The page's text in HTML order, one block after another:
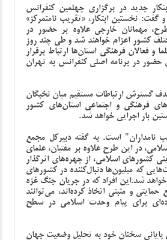
جدید در برگزاری چهلمین کنفرانس
نخستین ابتکار، «تقریب نامتمرکز»
مهمانان خارجی علاوه بر حضور در
کشور اعزام خواهند شد و طی چند روز
و فعالان فرهنگی استان‌ها ارتباط برقرار
در برنامه اصلی کنفرانس به تهران
گسترش ارتباطات مستقیم میان نخبگان
فرهنگی و اجتماعی استان‌های کشور
بار اجرایی خواهد شد.
نامداران" است. به گفته دبیرکل مجمع
در این طرح علاوه بر مفتیان، علمای
کشورهای اسلامی، از چهره‌های اثرگذار
که میلیون‌ها دنبال‌کننده در کشورهای
شد.این افراد که در جریان جنگ غزه
و مثبتی اتخاذ کرده‌اند، می‌توانند
برای پیام وحدت اسلامی در سطح
سخنان خود به تحلیل وضعیت جهان